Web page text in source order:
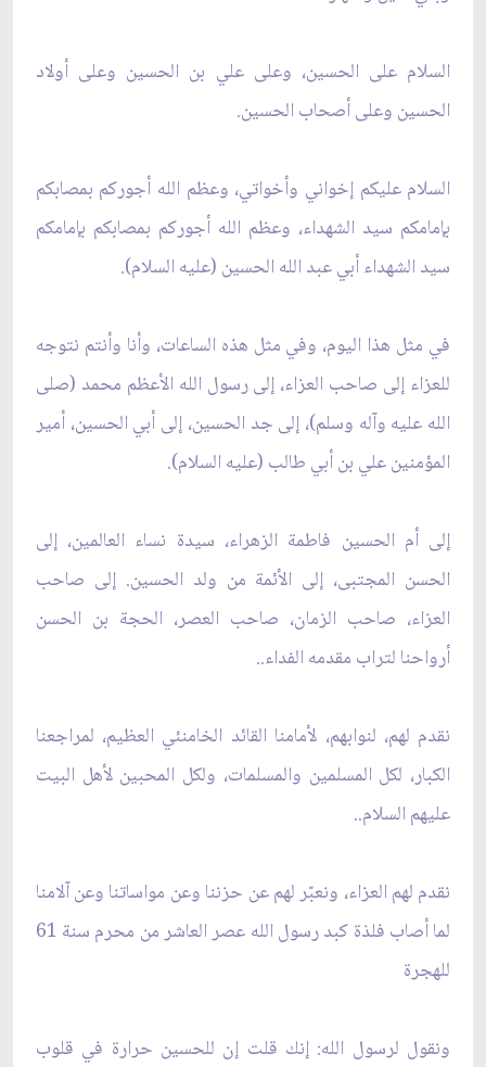
السلام على الحسين، وعلى علي بن الحسين وعلى أولاد
الحسين وعلى أصحاب الحسين.
السلام عليكم إخواني وأخواتي، وعظم الله أجوركم بمصابكم
بإمامكم سيد الشهداء، وعظم الله أجوركم بمصابكم بإمامكم
سيد الشهداء أبي عبد الله الحسين (عليه السلام).
في مثل هذا اليوم، وفي مثل هذه الساعات، وأنا وأنتم نتوجه
للعزاء إلى صاحب العزاء، إلى رسول الله الأعظم محمد (صلى
الله عليه وآله وسلم)، إلى جد الحسين، إلى أبي الحسين، أمير
المؤمنين علي بن أبي طالب (عليه السلام).
إلى أم الحسين فاطمة الزهراء، سيدة نساء العالمين، إلى
الحسن المجتبى، إلى الأئمة من ولد الحسين. إلى صاحب
العزاء، صاحب الزمان، صاحب العصر، الحجة بن الحسن
أرواحنا لتراب مقدمه الفداء..
نقدم لهم، لنوابهم، لأمامنا القائد الخامنئي العظيم، لمراجعنا
الكبار، لكل المسلمين والمسلمات، ولكل المحبين لأهل البيت
عليهم السلام..
نقدم لهم العزاء، ونعبّر لهم عن حزننا وعن مواساتنا وعن آلامنا
لما أصاب فلذة كبد رسول الله عصر العاشر من محرم سنة 61
للهجرة
ونقول لرسول الله: إنك قلت إن للحسين حرارة في قلوب